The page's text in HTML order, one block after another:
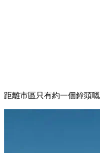
距離市區只有約一個鐘頭嘅